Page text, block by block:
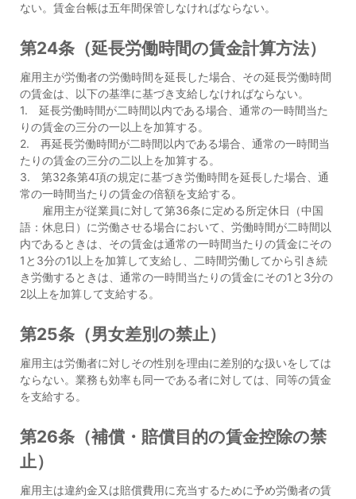
ない。賃金台帳は五年間保管しなければならない。
第24条（延長労働時間の賃金計算方法）
雇用主が労働者の労働時間を延長した場合、その延長労働時間
の賃金は、以下の基準に基づき支給しなければならない。
1. 延長労働時間が二時間以内である場合、通常の一時間当た
りの賃金の三分の一以上を加算する。
2. 再延長労働時間が二時間以内である場合、通常の一時間当
たりの賃金の三分の二以上を加算する。
3. 第32条第4項の規定に基づき労働時間を延長した場合、通
常の一時間当たりの賃金の倍額を支給する。
雇用主が従業員に対して第36条に定める所定休日（中国
語：休息日）に労働させる場合において、労働時間が二時間以
内であるときは、その賃金は通常の一時間当たりの賃金にその
1と3分の1以上を加算して支給し、二時間労働してから引き続
き労働するときは、通常の一時間当たりの賃金にその1と3分の
2以上を加算して支給する。
第25条（男女差別の禁止）
雇用主は労働者に対しその性別を理由に差別的な扱いをしては
ならない。業務も効率も同一である者に対しては、同等の賃金
を支給する。
第26条（補償・賠償目的の賃金控除の禁
止）
雇用主は違約金又は賠償費用に充当するために予め労働者の賃